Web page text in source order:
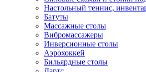
Настольный теннис,
Батуты
Массажные столы
Вибромассажеры
Инверсионные столы
Аэрохоккей
Бильярдные столы